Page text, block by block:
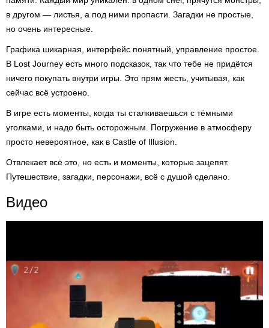
в другом — листья, а под ними пропасти. Загадки не простые,
но очень интересные.
Графика шикарная, интерфейс понятный, управление простое.
В Lost Journey есть много подсказок, так что тебе не придётся
ничего покупать внутри игры. Это прям жесть, учитывая, как
сейчас всё устроено.
В игре есть моменты, когда ты сталкиваешься с тёмными
уголками, и надо быть осторожным. Погружение в атмосферу
просто невероятное, как в Castle of Illusion.
Отвлекает всё это, но есть и моменты, которые зацепят.
Путешествие, загадки, персонажи, всё с душой сделано.
Видео